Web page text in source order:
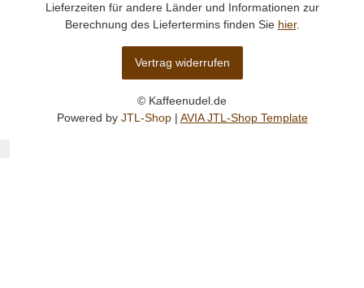
Lieferzeiten für andere Länder und Informationen zur
Berechnung des Liefertermins finden Sie hier.
Vertrag widerrufen
© Kaffeenudel.de
Powered by JTL-Shop | AVIA JTL-Shop Template